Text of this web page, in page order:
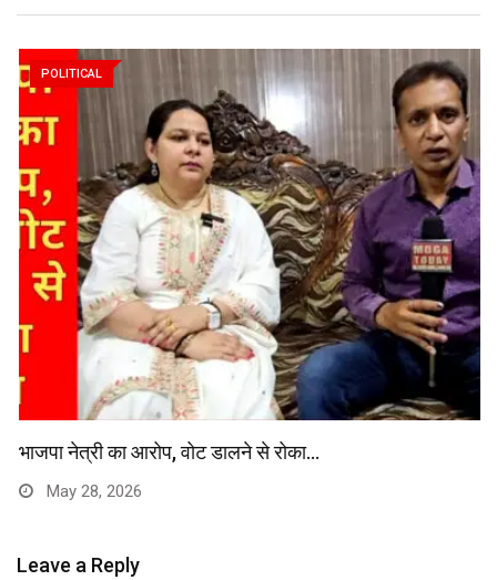
POLITICAL
भाजपा नेत्री का आरोप, वोट डालने से रोका…
May 28, 2026
Leave a Reply